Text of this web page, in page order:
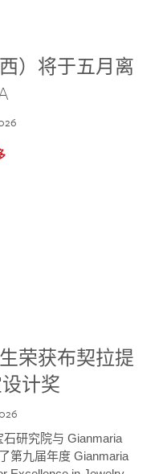
西）将于五月离
荣获布契拉提
计奖
研究院与 Gianmaria
第九届年度 Gianmaria